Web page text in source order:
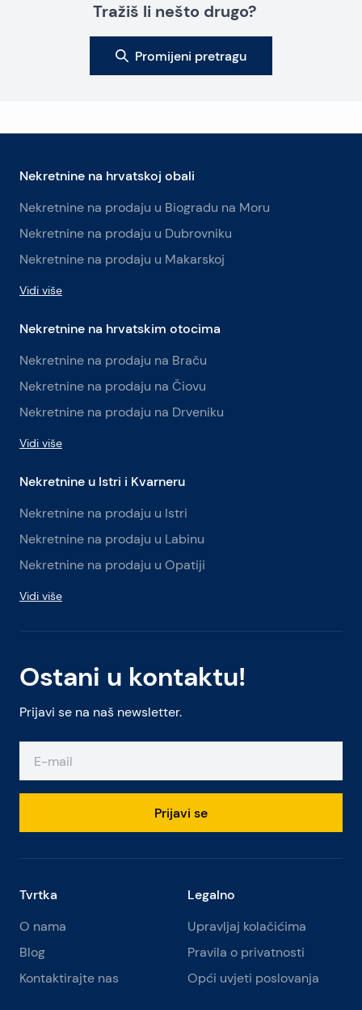
Tražiš li nešto drugo?
Promijeni pretragu
Ostani u kontaktu!
Prijavi se na naš newsletter.
Prijavi se
Nekretnine na hrvatskoj obali
Nekretnine na prodaju u Biogradu na Moru
Nekretnine na prodaju u Dubrovniku
Nekretnine na prodaju u Makarskoj
Vidi više
Nekretnine na hrvatskim otocima
Nekretnine na prodaju na Braču
Nekretnine na prodaju na Čiovu
Nekretnine na prodaju na Drveniku
Vidi više
Nekretnine u Istri i Kvarneru
Nekretnine na prodaju u Istri
Nekretnine na prodaju u Labinu
Nekretnine na prodaju u Opatiji
Vidi više
Tvrtka
O nama
Blog
Kontaktirajte nas
Legalno
Upravljaj kolačićima
Pravila o privatnosti
Opći uvjeti poslovanja